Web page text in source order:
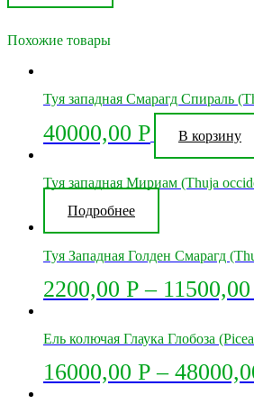
Похожие товары
Туя западная Смарагд Спираль
40000,00 Р В корзину
Туя западная Мириам (Thuja
Подробнее
Туя Западная Голден Смарагд
2200,00 Р – 11500,00
Ель колючая Глаука Глобоза
16000,00 Р –